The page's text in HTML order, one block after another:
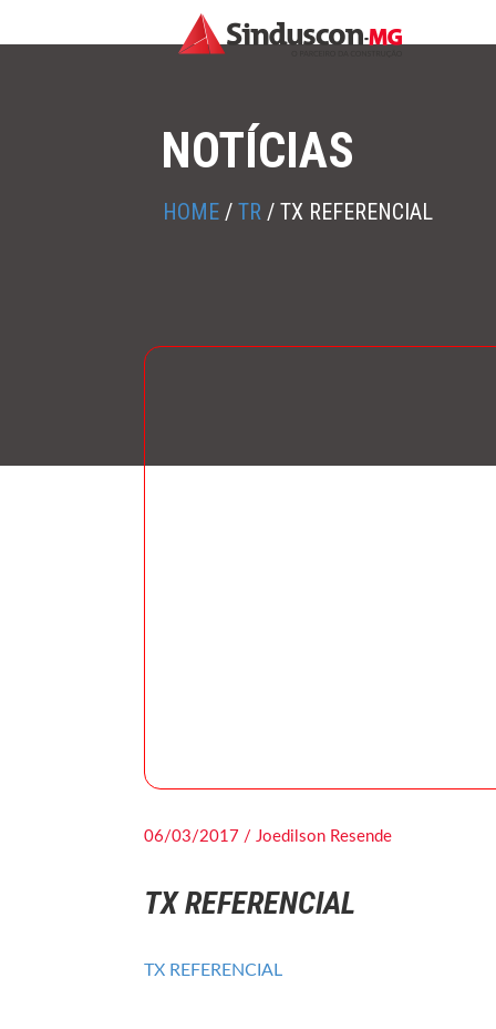
NOTÍCIAS
HOME / TR / TX REFERENCIAL
06/03/2017 / Joedilson Resende
TX REFERENCIAL
TX REFERENCIAL